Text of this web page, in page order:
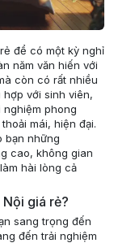
để có một kỳ nghỉ
năm văn hiến với
còn có rất nhiều
với sinh viên,
phong
mái, hiện đại.
bạn những
cao, không gian
hài lòng cả
giá rẻ?
sang trọng đến
đến trải nghiệm